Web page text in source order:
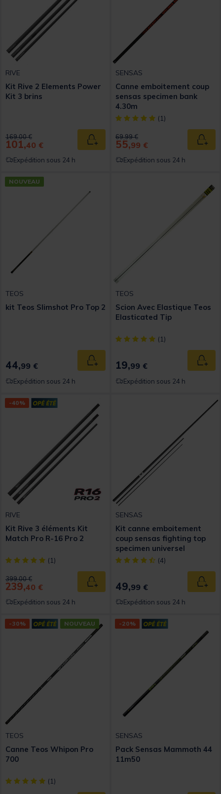
RIVE
Kit Rive 2 Elements Power
Kit 3 brins
Price reduced from
169,00 €to
101,40 € Ajouter au panier
Expédition sous 24 h
SENSAS
Canne emboitement coup
sensas specimen bank
4.30m
[object Object] out of 5
(1)
Price reduced from
69,99 €to
55,99 €
Expédition sous 24 h
NOUVEAU
TEOS
kit Teos Slimshot Pro Top 2
44,99 € Ajouter au panier
Expédition sous 24 h
TEOS
Scion Avec Elastique Teos
Elasticated Tip
[object Object] out of 5
(1)
19,99 €
Expédition sous 24 h
-40%
RIVE
Kit Rive 3 éléments Kit
Match Pro R-16 Pro 2
[object Object] out of 5 Customer Rating
(1)
Price reduced from
399,00 €to
239,40 € Ajouter au panier
Expédition sous 24 h
SENSAS
Kit canne emboitement
coup sensas fighting top
specimen universel
[object Object] out of 5
(4)
49,99 €
Expédition sous 24 h
-30% NOUVEAU
TEOS
Canne Teos Whipon Pro
700
[object Object] out of 5 Customer Rating
(1)
-20%
SENSAS
Pack Sensas Mammoth 44
11m50